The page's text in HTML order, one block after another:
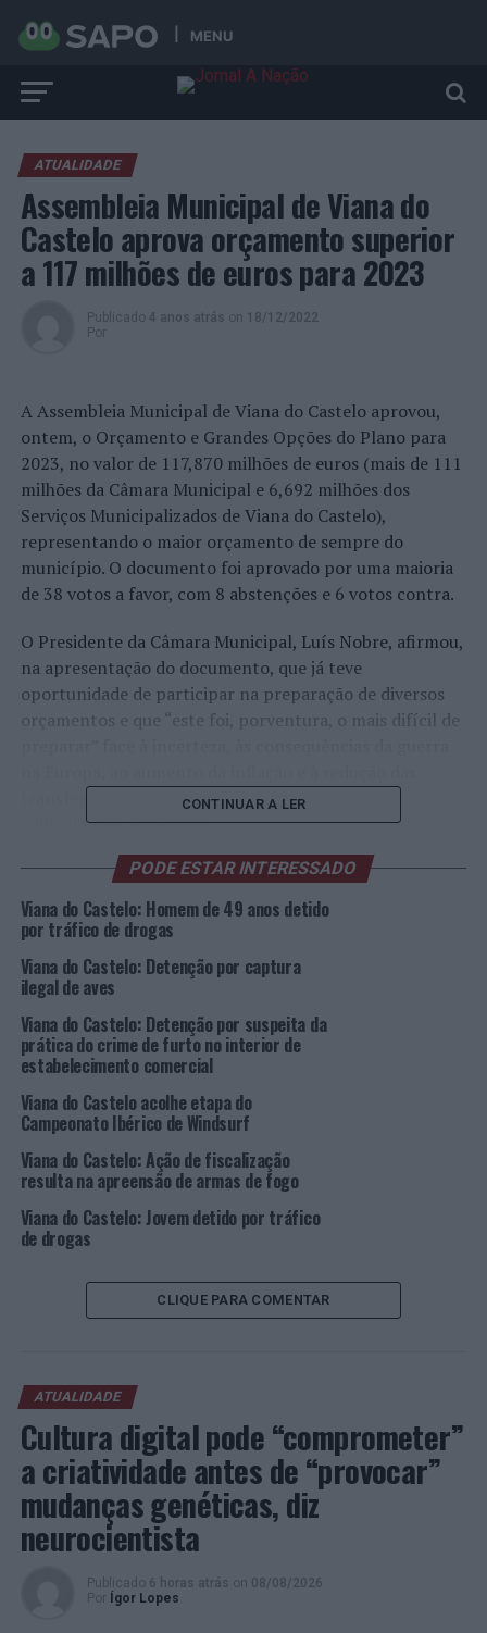
MENU
ATUALIDADE
Assembleia Municipal de Viana do
Castelo aprova orçamento superior
a 117 milhões de euros para 2023
Publicado 4 anos atrás on 18/12/2022
Por
A Assembleia Municipal de Viana do Castelo aprovou,
ontem, o Orçamento e Grandes Opções do Plano para
2023, no valor de 117,870 milhões de euros (mais de 111
milhões da Câmara Municipal e 6,692 milhões dos
Serviços Municipalizados de Viana do Castelo),
representando o maior orçamento de sempre do
município. O documento foi aprovado por uma maioria
de 38 votos a favor, com 8 abstenções e 6 votos contra.
O Presidente da Câmara Municipal, Luís Nobre, afirmou,
na apresentação do documento, que já teve
oportunidade de participar na preparação de diversos
orçamentos e que “este foi, porventura, o mais difícil de
transferências do Estado, que representaram
“dificuldades acrescidas”.
“É o maior orçamento de sempre e foi preparado de
forma responsável, criteriosa, realista, correspondendo
a um compromisso com o município, com os vianenses,
interagem com o nosso território”, frisou o autarca,
garantindo que o documento “foi pensado para as
pessoas, as famílias, as instituições e os diversos agentes
que integram o concelho”.
No orçamento para o novo ano, a estratégia tem como
prioridades o Ambiente e Qualidade de Vida, a Educação,
a Coesão Territorial, a Habitação e Urbanização e o
Desporto e Lazer, ”num expressivo e estratégico apoio à
consolidação da qualidade de vida do território
(aumentando dos fatores de competitividade), ascensão
aprofundamento do desenvolvimento das freguesias,
disponibilização de soluções à necessidade de habitação
O documento agora aprovado pela Assembleia
Municipal refere, ainda, que “a política fiscal do
município para as famílias e para os investidores
continua a ser a nossa maior ferramenta de trabalho”,
pelo que o Regime de Incentivos “continuará a
incorporar e a disponibilizar um conjunto de isenções
(em áreas como a Regeneração Urbana, Acolhimento
Partilhados, Empreendimentos Turísticos e
CONTINUAR A LER
PODE ESTAR INTERESSADO
Viana do Castelo: Homem de 49 anos detido
por tráfico de drogas
Viana do Castelo: Detenção por captura
ilegal de aves
Viana do Castelo: Detenção por suspeita da
prática do crime de furto no interior de
estabelecimento comercial
Viana do Castelo acolhe etapa do
Campeonato Ibérico de Windsurf
Viana do Castelo: Ação de fiscalização
resulta na apreensão de armas de fogo
Viana do Castelo: Jovem detido por tráfico
de drogas
CLIQUE PARA COMENTAR
ATUALIDADE
Cultura digital pode “comprometer”
a criatividade antes de “provocar”
mudanças genéticas, diz
neurocientista
Publicado 6 horas atrás on 08/08/2026
Por
Ígor Lopes